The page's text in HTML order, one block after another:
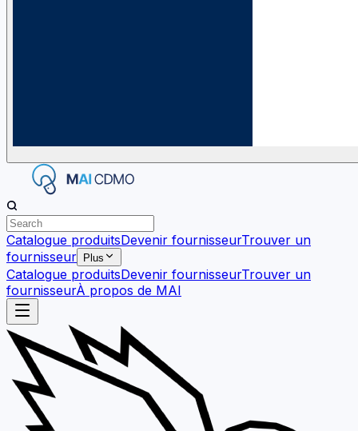
Catalogue produitsDevenir fournisseurTrouver un
fournisseur
Plus
Catalogue produitsDevenir fournisseurTrouver un
fournisseurÀ propos de MAI